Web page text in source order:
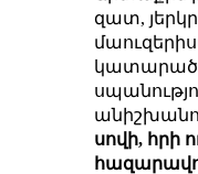
զատ,
կատարած
սովի, հրի